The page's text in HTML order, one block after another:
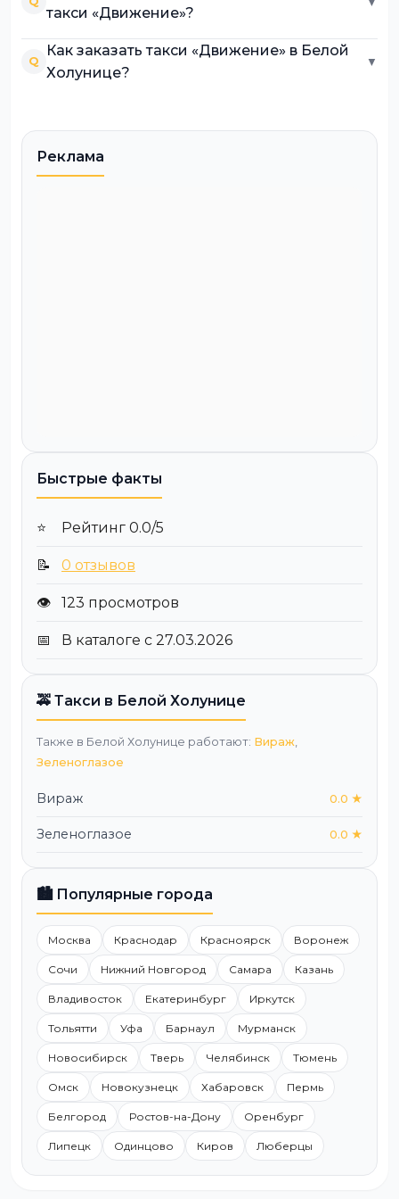
такси «Движение»?
Q
Как заказать такси «Движение» в Белой
Холунице?
▼
Реклама
Быстрые факты
⭐ Рейтинг 0.0/5
📝 0 отзывов
👁️ 123 просмотров
📅 В каталоге с 27.03.2026
🚕 Такси в Белой Холунице
Также в Белой Холунице работают: Вираж,
Зеленоглазое
Вираж 0.0 ★
Зеленоглазое 0.0 ★
🏙️ Популярные города
Москва Краснодар Красноярск Воронеж
Сочи Нижний Новгород Самара Казань
Владивосток Екатеринбург Иркутск
Тольятти Уфа Барнаул Мурманск
Новосибирск Тверь Челябинск Тюмень
Омск Новокузнецк Хабаровск Пермь
Белгород Ростов-на-Дону Оренбург
Липецк Одинцово Киров Люберцы